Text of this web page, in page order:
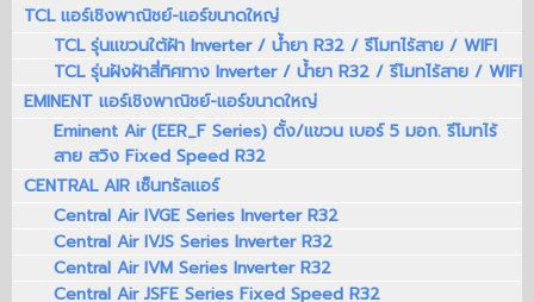
TCL แอร์เชิงพาณิชย์-แอร์ขนาดใหญ่
TCL รุ่นแขวนใต้ฝ้า Inverter / น้ำยา R32 / รีโมทไร้สาย / WIFI
TCL รุ่นฝังฝ้าสี่ทิศทาง Inverter / น้ำยา R32 / รีโมทไร้สาย / WIFI
EMINENT แอร์เชิงพาณิชย์-แอร์ขนาดใหญ่
Eminent Air (EER_F Series) ตั้ง/แขวน เบอร์ 5 มอก. รีโมทไร้
สาย สวิง Fixed Speed R32
CENTRAL AIR เซ็นทรัลแอร์
Central Air IVGE Series Inverter R32
Central Air IVJS Series Inverter R32
Central Air IVM Series Inverter R32
Central Air JSFE Series Fixed Speed R32